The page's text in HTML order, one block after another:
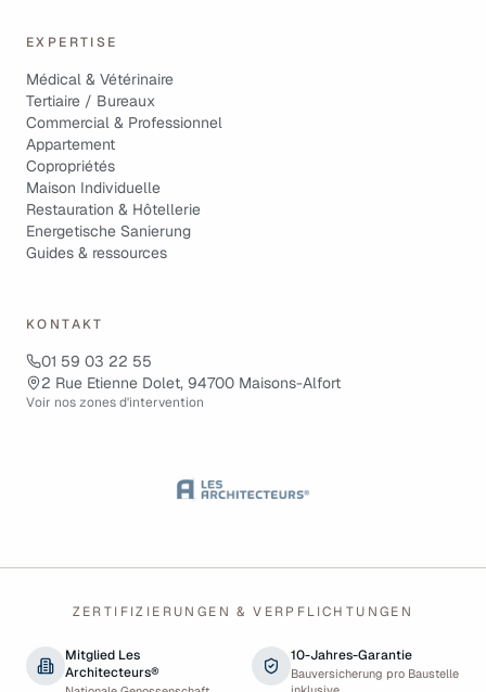
EXPERTISE
Médical & Vétérinaire
Tertiaire / Bureaux
Commercial & Professionnel
Appartement
Copropriétés
Maison Individuelle
Restauration & Hôtellerie
Energetische Sanierung
Guides & ressources
KONTAKT
01 59 03 22 55
2 Rue Etienne Dolet, 94700 Maisons-Alfort
Voir nos zones d'intervention
ZERTIFIZIERUNGEN & VERPFLICHTUNGEN
Mitglied Les
Architecteurs®
10-Jahres-Garantie
Bauversicherung pro Baustelle